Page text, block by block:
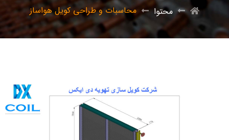
محتوا محاسبات و طراحی کویل هواساز